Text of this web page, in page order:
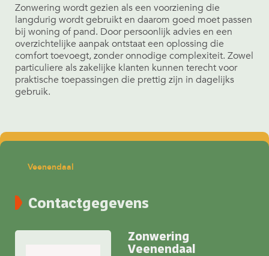
Zonwering wordt gezien als een voorziening die
langdurig wordt gebruikt en daarom goed moet passen
bij woning of pand. Door persoonlijk advies en een
overzichtelijke aanpak ontstaat een oplossing die
comfort toevoegt, zonder onnodige complexiteit. Zowel
particuliere als zakelijke klanten kunnen terecht voor
praktische toepassingen die prettig zijn in dagelijks
gebruik.
Veenendaal
Contactgegevens
Zonwering
Veenendaal